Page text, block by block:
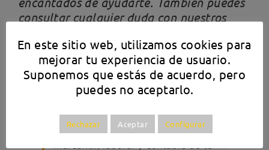
consultar cualquier duda con nuestros
Previo◄ Actualidad ►
Destacados
sobre las novedades normativas
que afectan a los ámbitos fiscal,
En este sitio web, utilizamos cookies para
mejorar tu experiencia de usuario.
Suponemos que estás de acuerdo, pero
puedes no aceptarlo.
Rechazar Aceptar Configurar